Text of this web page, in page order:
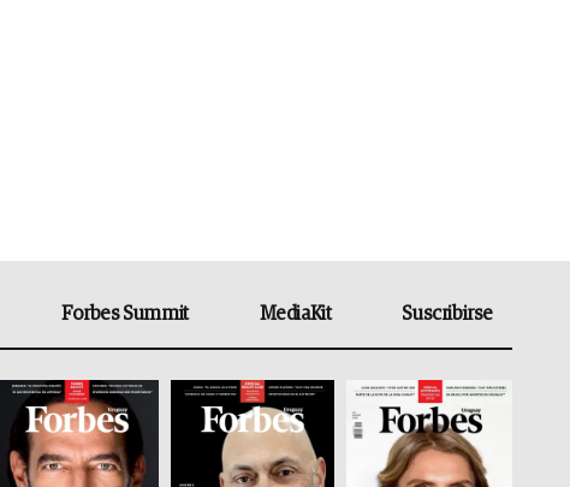
Forbes Summit MediaKit Suscribirse